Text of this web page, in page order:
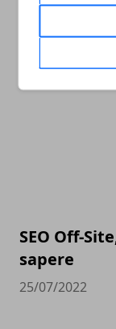
Italiani e
lo stato
SEO Off-
sapere
25/07/2022